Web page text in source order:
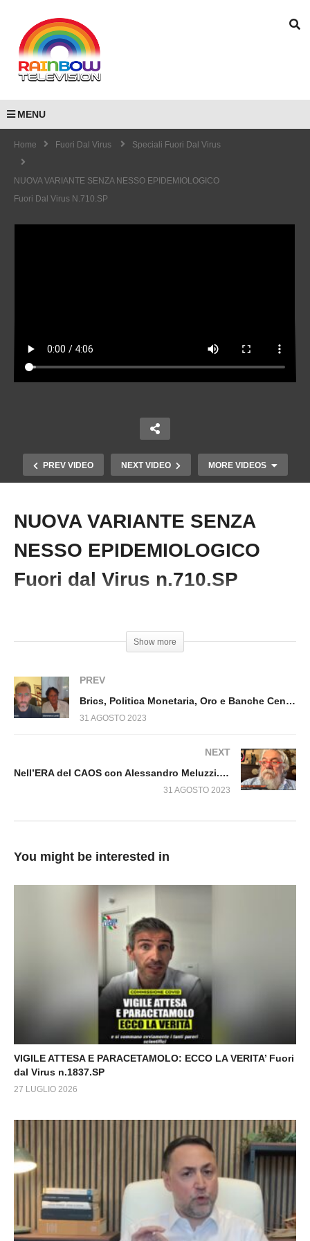
MENU
Home Fuori Dal Virus Speciali Fuori Dal Virus
NUOVA VARIANTE SENZA NESSO EPIDEMIOLOGICO
Fuori Dal Virus N.710.SP
PREV VIDEO NEXT VIDEO MORE VIDEOS
Copy Embed Code
NUOVE STRATEGIE SI IMPONGONO Fuori dal
virus n.705.SP
NUOVA VARIANTE SENZA
NESSO EPIDEMIOLOGICO
Fuori dal Virus n.710.SP
Show more
PREV
Brics, Politica Monetaria, Oro e Banche Centrali Fuori dal Virus n.709.SP
31 AGOSTO 2023
NEXT
Nell’ERA del CAOS con Alessandro Meluzzi. Fuori dal Virus n.711.SP
31 AGOSTO 2023
You might be interested in
VIGILE ATTESA E PARACETAMOLO: ECCO LA VERITA’ Fuori
dal Virus n.1837.SP
27 LUGLIO 2026